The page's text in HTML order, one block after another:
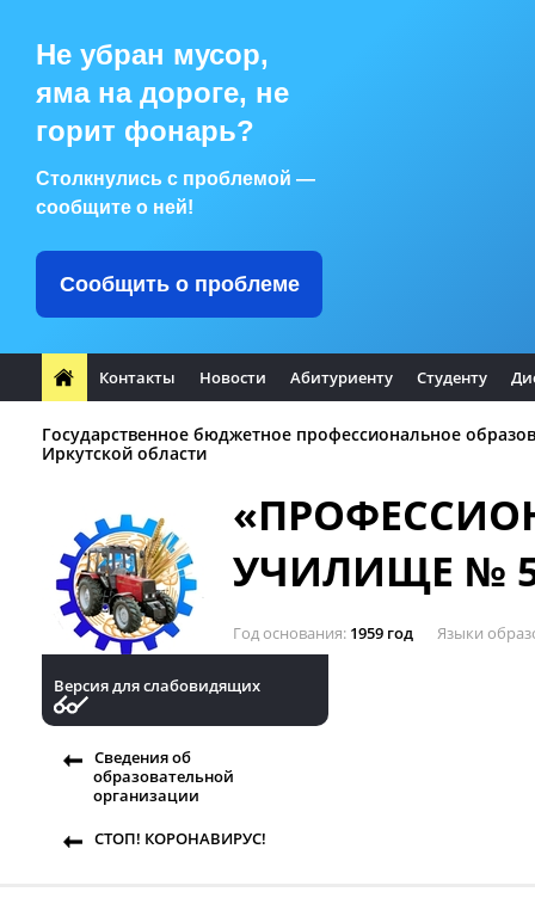
Не убран мусор,
яма на дороге, не
горит фонарь?
Столкнулись с проблемой —
сообщите о ней!
Сообщить о проблеме
Контакты Новости Абитуриенту Студенту
Государственное бюджетное профессиональное
Иркутской области
УЧИЛИЩЕ №
Год основания 1959 год Языки
Версия для слабовидящих
Сведения об
образовательной
организации
СТОП! КОРОНАВИРУС!